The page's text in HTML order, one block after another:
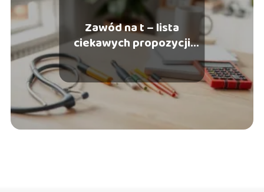
Zawód na t – lista
ciekawych propozycji
zawodów